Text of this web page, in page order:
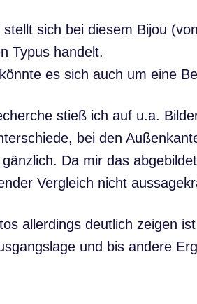
sich bei diesem Bijou
Typus handelt.
es sich auch um eine
stieß ich auf u.a.
bei den
Da mir das
Vergleich nicht
allerdings deutlich zeigen
und bis andere